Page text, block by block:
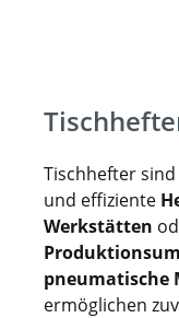
Tischhefter
und effiziente
Werkstätten
pneumatische
ermöglichen